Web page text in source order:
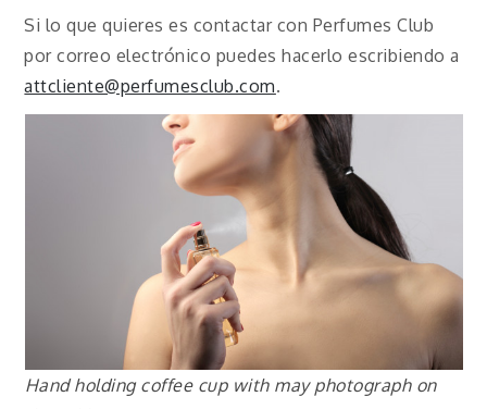
Si lo que quieres es contactar con Perfumes Club
por correo electrónico puedes hacerlo escribiendo a
attcliente@perfumesclub.com.
Hand holding coffee cup with may photograph on